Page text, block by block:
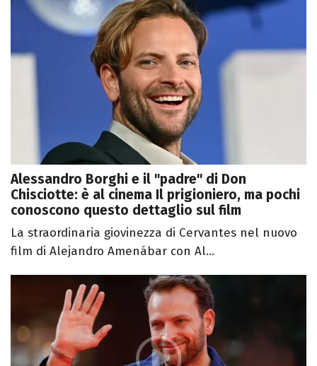
Alessandro Borghi e il "padre" di Don
Chisciotte: è al cinema Il prigioniero, ma pochi
conoscono questo dettaglio sul film
La straordinaria giovinezza di Cervantes nel nuovo
film di Alejandro Amenábar con Al...